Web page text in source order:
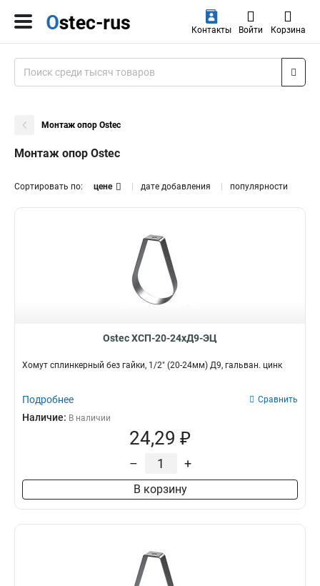
Контакты Войти Корзина
Монтаж опор Ostec
Монтаж опор Ostec
Сортировать по: цене дате добавления популярности
Ostec ХСП-20-24хД9-ЭЦ
Хомут сплинкерный без гайки, 1/2" (20-24мм) Д9, гальван. цинк
Подробнее Сравнить
Наличие: В наличии
24,29 ₽
– +
В корзину